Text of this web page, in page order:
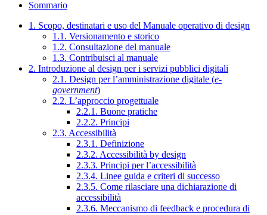
Sommario
1. Scopo, destinatari e uso del Manuale operativo di design
1.1. Versionamento e storico
1.2. Consultazione del manuale
1.3. Contribuisci al manuale
2. Introduzione al design per i servizi pubblici digitali
2.1. Design per l’amministrazione digitale (e-
government)
2.2. L’approccio progettuale
2.2.1. Buone pratiche
2.2.2. Principi
2.3. Accessibilità
2.3.1. Definizione
2.3.2. Accessibilità by design
2.3.3. Principi per l’accessibilità
2.3.4. Linee guida e criteri di successo
2.3.5. Come rilasciare una dichiarazione di
accessibilità
2.3.6. Meccanismo di feedback e procedura di